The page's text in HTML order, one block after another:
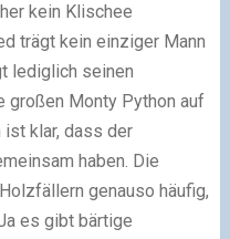
kein Klischee
trägt kein einziger Mann
lediglich seinen
großen Monty Python auf
ist klar, dass der
haben. Die
genauso häufig,
es gibt bärtige